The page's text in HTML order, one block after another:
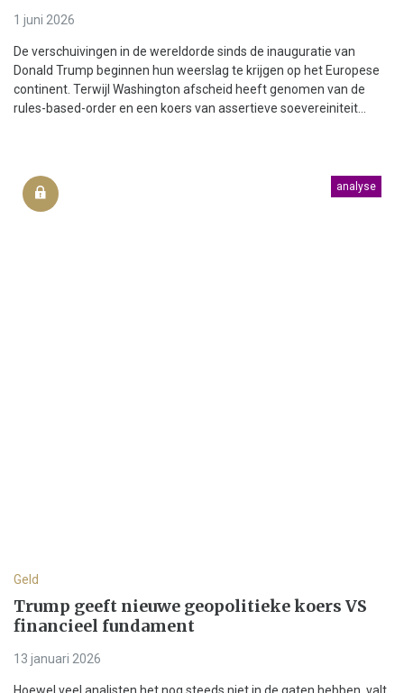
1 juni 2026
De verschuivingen in de wereldorde sinds de inauguratie van
Donald Trump beginnen hun weerslag te krijgen op het Europese
continent. Terwijl Washington afscheid heeft genomen van de
rules-based-order en een koers van assertieve soevereiniteit...
analyse
Geld
Trump geeft nieuwe geopolitieke koers VS
financieel fundament
13 januari 2026
Hoewel veel analisten het nog steeds niet in de gaten hebben, valt